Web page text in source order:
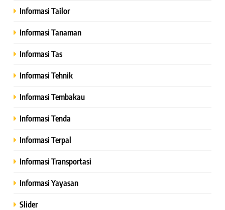
Informasi Tailor
Informasi Tanaman
Informasi Tas
Informasi Tehnik
Informasi Tembakau
Informasi Tenda
Informasi Terpal
Informasi Transportasi
Informasi Yayasan
Slider